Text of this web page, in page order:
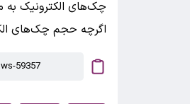
اگرچه حجم چک‌های